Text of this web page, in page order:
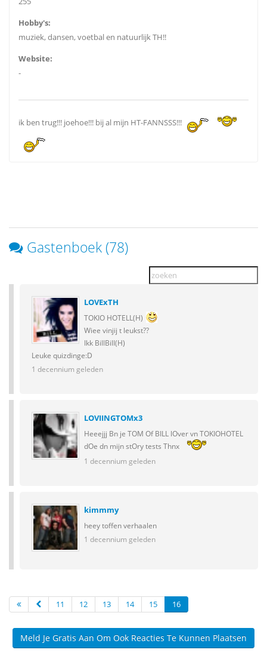
Hobby's:
muziek, dansen, voetbal en natuurlijk TH!!
Website:
-
ik ben trug!!! joehoe!!! bij al mijn HT-FANNSSS!!!
Gastenboek (78)
LOVExTH
TOKIO HOTELL(H)
Wiee vinjij t leukst??
Ikk BillBill(H)
Leuke quizdinge:D
1 decennium geleden
LOVIINGTOMx3
Heeejjj Bn je TOM Of BILL lOver vn TOKIOHOTEL
dOe dn mijn stOry tests Thnx
1 decennium geleden
kimmmy
heey toffen verhaalen
1 decennium geleden
11 12 13 14 15 16
Meld Je Gratis Aan Om Ook Reacties Te Kunnen Plaatsen